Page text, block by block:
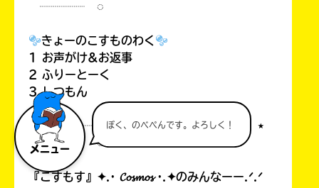
メニュー
ぼく、のべぺんです。よろしく！
┈┈┈┈ ◌
きょーのこすものわく
1 お声がけ&お返事
2 ふりーとーく
3 しつもん
◌ ┈┈┈┈ ⋆ ┈┈┈┈ ✧ ┈┈┈┈ ⋆
┈┈┈┈ ◌
『こすもす』✦.· 𝓒𝓸𝓼𝓶𝓸𝓼 ·.✦のみんなーー.ᐟ.ᐟ